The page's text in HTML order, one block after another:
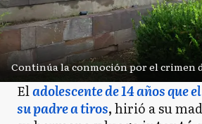
Continúa la conmoción por el crimen
Eladolescente de 14 años que
su padre a tiros,hirió a su